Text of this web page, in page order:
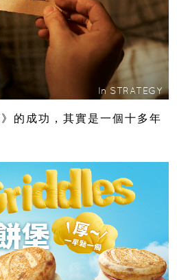
In STRATEGY
的成功，其實是一個十多年